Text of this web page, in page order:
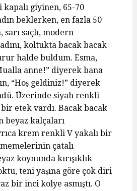
kapalı giyinen, 65-70
beklerken, en fazla 50
sarı saçlı, modern
koltukta bacak bacak
halde buldum. Esma,
anne!” diyerek bana
“Hoş geldiniz!” diyerek
Üzerinde siyah renkli
etek vardı. Bacak bacak
beyaz kalçaları
krem renkli V yakalı bir
çatalı
koynunda kırışıklık
teni yaşına göre çok diri
bir inci kolye asmıştı. O